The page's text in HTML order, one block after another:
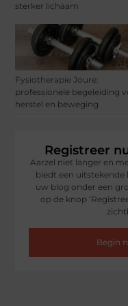
sterker lichaam
Fysiotherapie Joure:
professionele begeleiding
herstel en beweging
Registreer
Aarzel niet langer en
biedt een uitstekende
uw blog onder een
op de knop
Begin